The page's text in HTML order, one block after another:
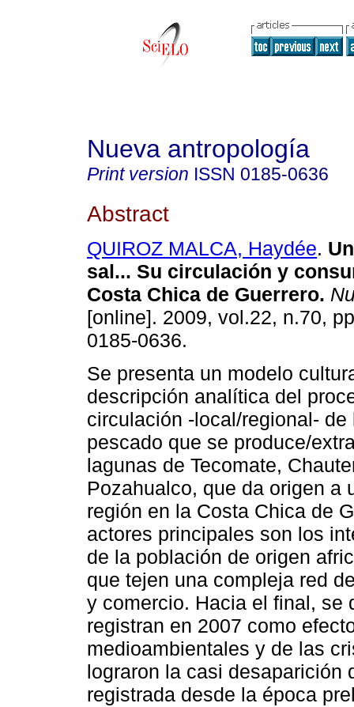
Nueva antropología
Print version ISSN 0185-0636
Abstract
QUIROZ MALCA, Haydée.
sal... Su circulación y
Costa Chica de Guerrero.
[online]. 2009, vol.22, n.70,
0185-0636.
Se presenta un modelo
descripción analítica del
circulación -local/regional- de
pescado que se produce/
lagunas de Tecomate,
Pozahualco, que da origen a
región en la Costa Chica de
actores principales son los
de la población de origen
que tejen una compleja red
y comercio. Hacia el final, se
registran en 2007 como
medioambientales y de las
lograron la casi desaparición
registrada desde la época